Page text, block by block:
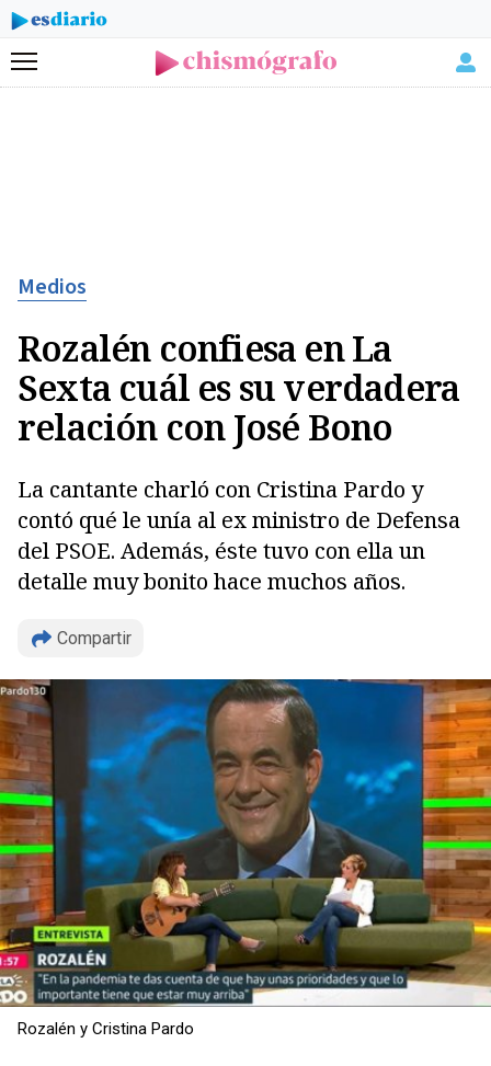
Menú
Medios
Rozalén confiesa en La
Sexta cuál es su verdadera
relación con José Bono
La cantante charló con Cristina Pardo y
contó qué le unía al ex ministro de Defensa
del PSOE. Además, éste tuvo con ella un
detalle muy bonito hace muchos años.
Compartir
Rozalén y Cristina Pardo